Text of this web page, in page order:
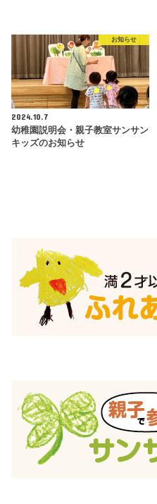
お知らせ
2024.10.7
幼稚園説明会・親子教室サンサン
キッズのお知らせ